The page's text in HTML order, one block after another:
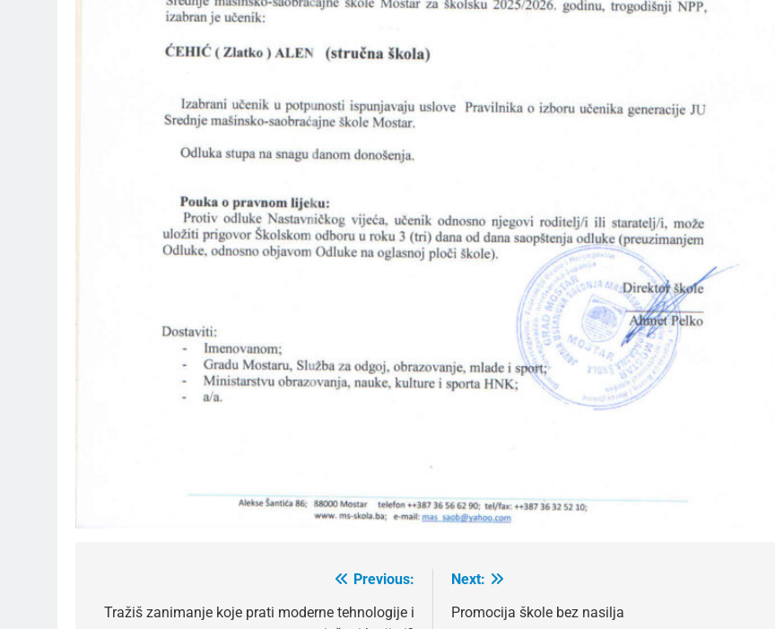
navigation
Previous:
Tražiš zanimanje koje prati moderne tehnologije i
Next:
Promocija škole bez nasilja